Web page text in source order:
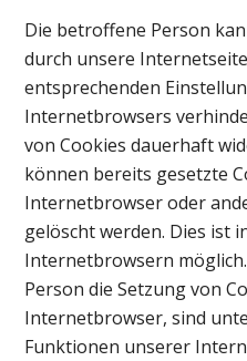
Die betroffene Person
durch unsere
entsprechenden
Internetbrowsers
von Cookies dauerhaft
können bereits gesetzte
Internetbrowser oder
gelöscht werden. Dies ist
Internetbrowsern
Person die Setzung von
Internetbrowser, sind
Funktionen unserer